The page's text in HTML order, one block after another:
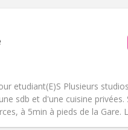
etudiant(E)S Plusieurs
sdb et d'une cuisine
à 5min à pieds de la Gare.
Other
Atmosphere: